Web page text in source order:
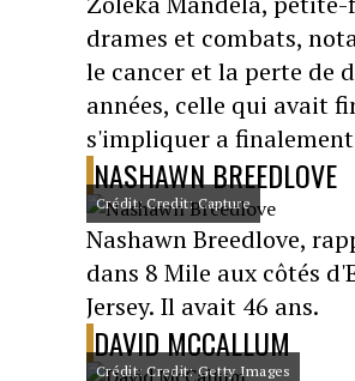
drames et combats,
le cancer et la perte de
années, celle qui avait
s'impliquer a
NASHAWN BREEDLOVE
Crédit: Credit: Capture
Nashawn Breedlove,
dans 8 Mile aux côtés
Jersey. Il avait 46 ans.
DAVID MCCALLUM
Crédit: Credit: Getty Images